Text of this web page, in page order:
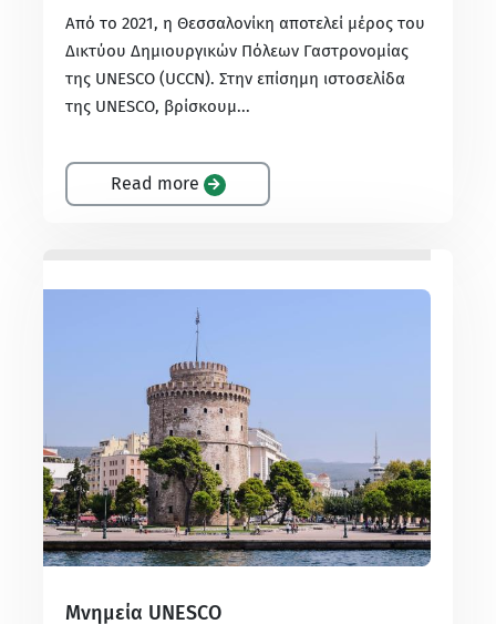
Από το 2021, η Θεσσαλονίκη αποτελεί μέρος του
Δικτύου Δημιουργικών Πόλεων Γαστρονομίας
της UNESCO (UCCN). Στην επίσημη ιστοσελίδα
της UNESCO, βρίσκουμ...
Read more
Μνημεία UNESCO